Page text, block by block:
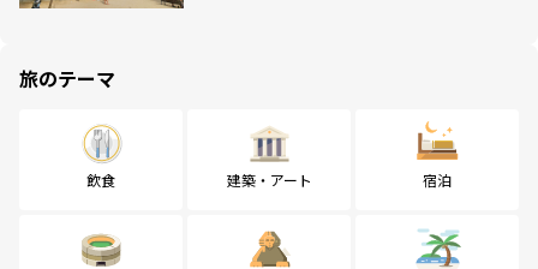
旅のテーマ
飲食 建築・アート 宿泊